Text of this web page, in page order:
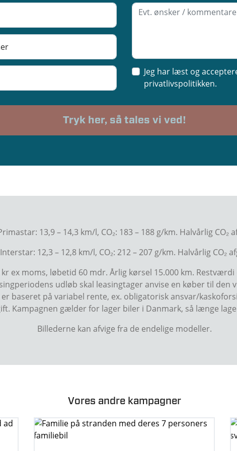
Jeg har læst og
privatlivspolitikken.
13,9 – 14,3 km/l, CO₂: 183 – 188 g/km. Halvårlig CO₂
12,3 – 12,8 km/l, CO₂: 212 – 207 g/km. Halvårlig CO₂
ex moms, løbetid 60 mdr. Årlig kørsel 15.000 km. Restværdi
udløb skal leasingtager anvise en køber til
baseret på variabel rente, ex. obligatorisk ansvar/
Kampagnen gælder for lager biler i Danmark, så længe
Billederne kan afvige fra de endelige modeller.
Vores andre kampagner